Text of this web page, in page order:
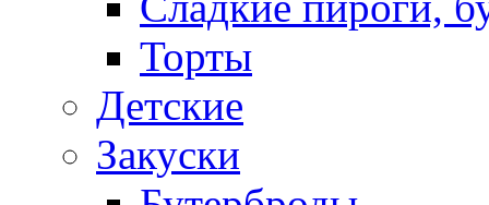
Торты
Детские
Закуски